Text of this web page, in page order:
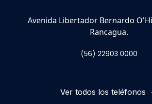
Avenida Libertador Bernardo
Rancagua.
(56) 22903 0000
Ver todos los teléfonos